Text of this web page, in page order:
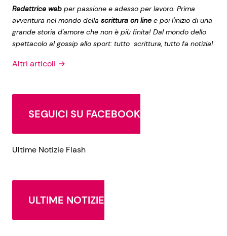
Redattrice web per passione e adesso per lavoro. Prima
avventura nel mondo della scrittura on line e poi l'inizio di una
grande storia d'amore che non è più finita! Dal mondo dello
spettacolo al gossip allo sport: tutto scrittura, tutto fa notizia!
Altri articoli →
SEGUICI SU FACEBOOK
Ultime Notizie Flash
ULTIME NOTIZIE